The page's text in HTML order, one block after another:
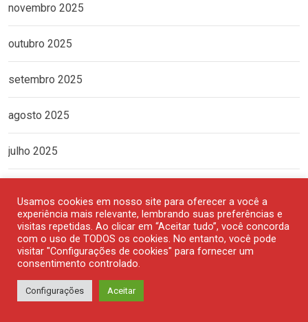
novembro 2025
outubro 2025
setembro 2025
agosto 2025
julho 2025
maio 2025
abril 2025
março 2025
Usamos cookies em nosso site para oferecer a você a
experiência mais relevante, lembrando suas preferências e
visitas repetidas. Ao clicar em “Aceitar tudo”, você concorda
com o uso de TODOS os cookies. No entanto, você pode
visitar "Configurações de cookies" para fornecer um
consentimento controlado.
Configurações Aceitar